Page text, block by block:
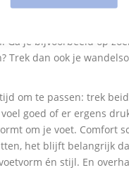
het meest opgezet zijn.
kiest. Pas je
Ga je bijvoorbeeld op
Trek dan ook je
om te passen: trek
goed of er ergens
om je voet. Comfort
het blijft belangrijk
én stijl. En